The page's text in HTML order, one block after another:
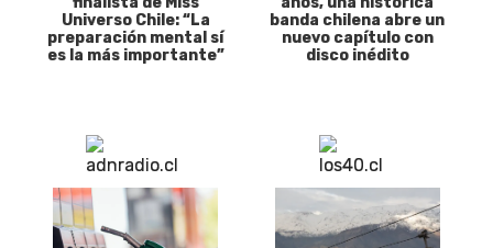
Universo Chile: “La
preparación mental sí
es la más importante”
banda chilena abre un
nuevo capítulo con
disco inédito